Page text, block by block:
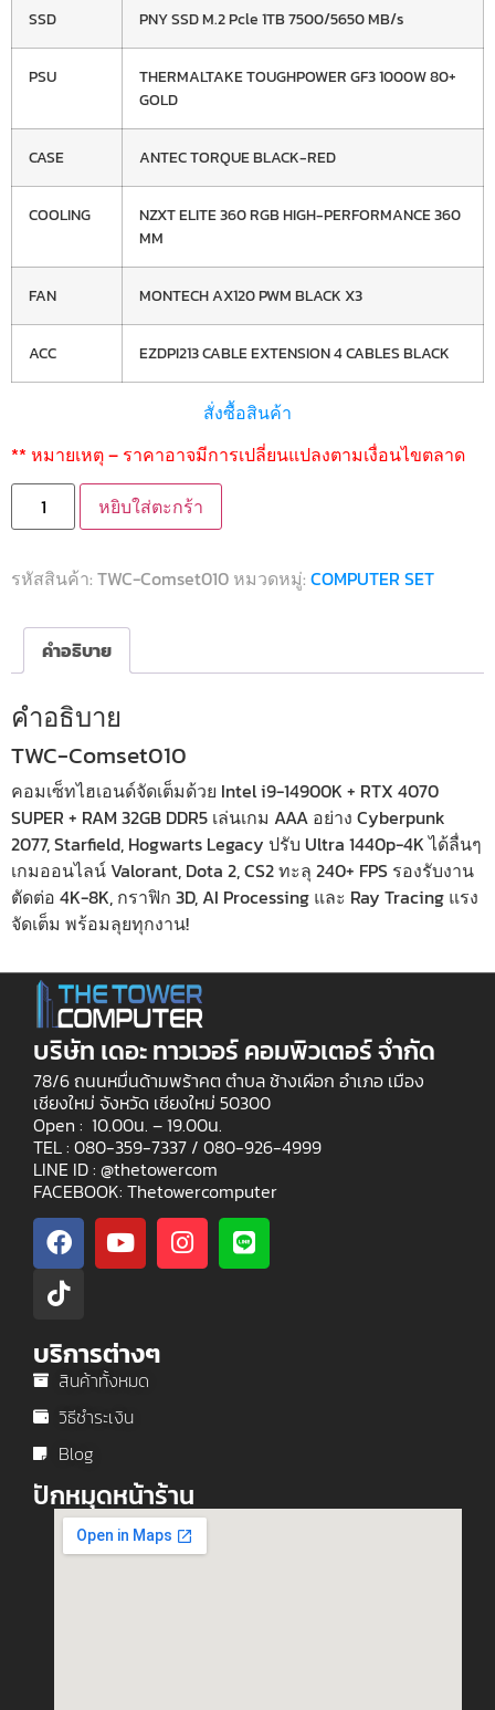
SSD PNY SSD M.2 Pcle 1TB 7500/5650 MB/s
PSU
THERMALTAKE TOUGHPOWER GF3 1000W 80+
GOLD
CASE ANTEC TORQUE BLACK-RED
COOLING
NZXT ELITE 360 RGB HIGH-PERFORMANCE 360
MM
FAN MONTECH AX120 PWM BLACK X3
ACC EZDPI213 CABLE EXTENSION 4 CABLES BLACK
สั่งซื้อสินค้า
** หมายเหตุ – ราคาอาจมีการเปลี่ยนแปลงตามเงื่อนไขตลาด
หยิบใส่ตะกร้า
รหัสสินค้า: TWC-Comset010 หมวดหมู่: COMPUTER SET
คำอธิบาย
คำอธิบาย
TWC-Comset010
คอมเซ็ทไฮเอนด์จัดเต็มด้วย Intel i9-14900K + RTX 4070
SUPER + RAM 32GB DDR5 เล่นเกม AAA อย่าง Cyberpunk
2077, Starfield, Hogwarts Legacy ปรับ Ultra 1440p-4K ได้ลื่นๆ
เกมออนไลน์ Valorant, Dota 2, CS2 ทะลุ 240+ FPS รองรับงาน
ตัดต่อ 4K-8K, กราฟิก 3D, AI Processing และ Ray Tracing แรง
จัดเต็ม พร้อมลุยทุกงาน!
บริษัท เดอะ ทาวเวอร์ คอมพิวเตอร์ จำกัด
78/6 ถนนหมื่นด้ามพร้าคต ตำบล ช้างเผือก อำเภอ เมือง
เชียงใหม่ จังหวัด เชียงใหม่ 50300
Open : 10.00น. – 19.00น.
TEL : 080-359-7337 / 080-926-4999
LINE ID : @thetowercom
FACEBOOK: Thetowercomputer
บริการต่างๆ
สินค้าทั้งหมด
วิธีชำระเงิน
Blog
ปักหมุดหน้าร้าน